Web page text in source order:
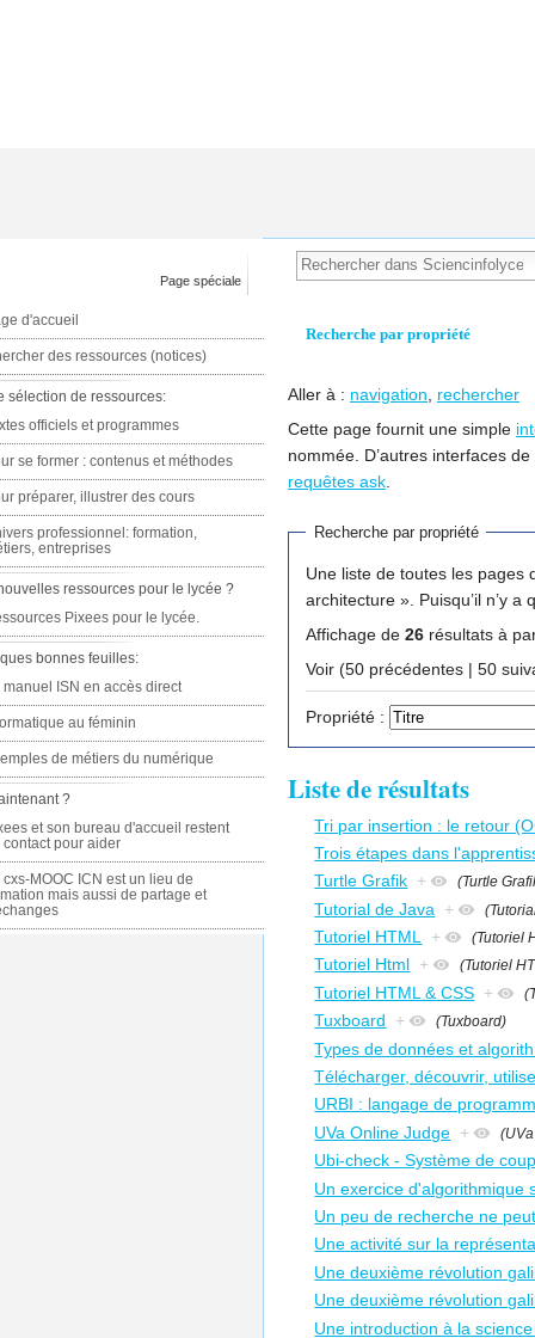
Recherche par propriété
Aller à : navigation
rechercher
Cette page fournit une simple
nommée. D’autres interfaces
requêtes ask
Recherche par propriété
Une liste de toutes les pages
architecture ».
Affichage de 26 résultats à
Voir (50
Propriété :
Liste de résultats
Tri par insertion : le retour
Trois étapes dans
Turtle Grafik + (Turtle
Tutorial de Java +
Tutoriel HTML + (Tutoriel
Tutoriel Html + (Tutoriel
Tutoriel HTML & CSS +
Tuxboard + (Tuxboard)
Types de données et
Télécharger, découvrir,
URBI : langage de
UVa Online Judge +
Ubi-check - Système de
Un exercice d'algorithmique
Un peu de recherche ne
Une activité sur la
Une deuxième révolution
Une deuxième révolution
Une introduction à la
Page spéciale
d'accueil
des ressources (notices)
sélection de ressources:
officiels et programmes
se former : contenus et méthodes
préparer, illustrer des cours
professionnel: formation,
entreprises
ressources pour le lycée ?
Pixees pour le lycée.
bonnes feuilles:
manuel ISN en accès direct
au féminin
de métiers du numérique
?
et son bureau d'accueil restent
contact pour aider
cxs-MOOC ICN est un lieu de
mais aussi de partage et